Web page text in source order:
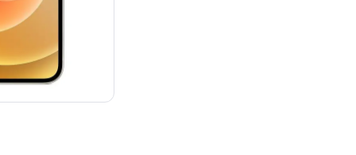
809,00 nieuw